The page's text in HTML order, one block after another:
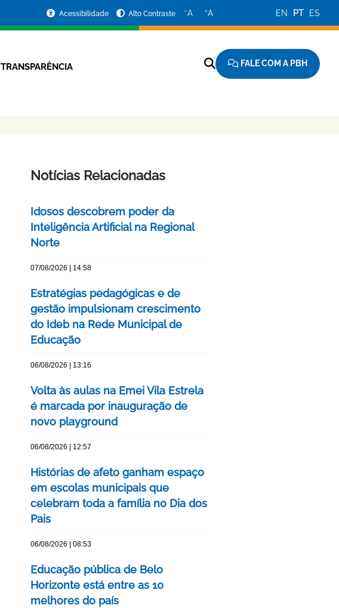
Acessibilidade Alto Contraste −A +A EN PT ES
TRANSPARÊNCIA FALE COM A PBH
Notícias Relacionadas
Idosos descobrem poder da
Inteligência Artificial na Regional
Norte
07/08/2026 | 14:58
Estratégias pedagógicas e de
gestão impulsionam crescimento
do Ideb na Rede Municipal de
Educação
06/08/2026 | 13:16
Volta às aulas na Emei Vila Estrela
é marcada por inauguração de
novo playground
06/08/2026 | 12:57
Histórias de afeto ganham espaço
em escolas municipais que
celebram toda a família no Dia dos
Pais
06/08/2026 | 08:53
Educação pública de Belo
Horizonte está entre as 10
melhores do país